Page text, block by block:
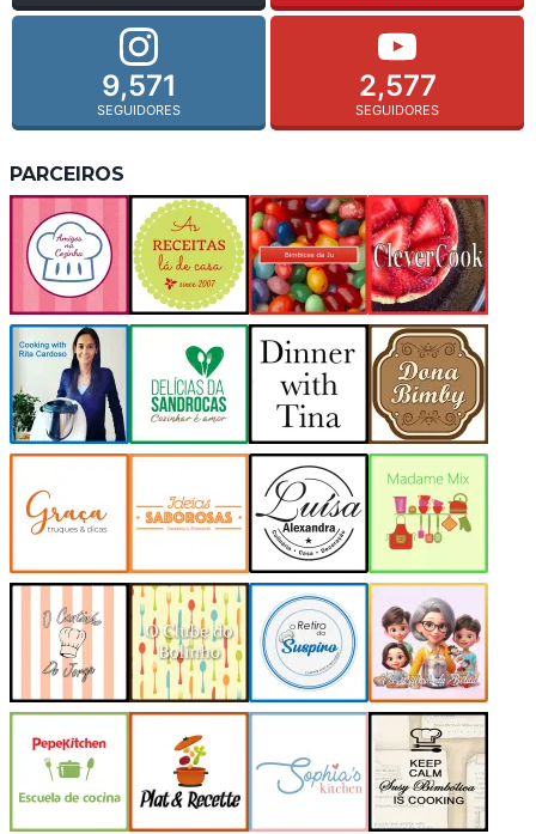
9,571
SEGUIDORES
2,577
SEGUIDORES
PARCEIROS